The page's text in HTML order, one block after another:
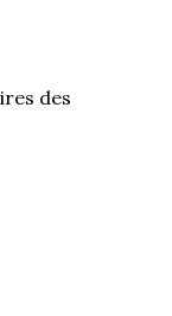
des